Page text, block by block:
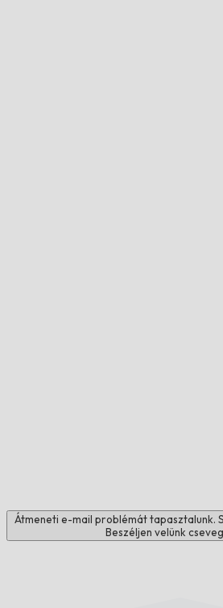
Átmeneti e-mail problémát tapasztalunk.
Beszéljen velünk